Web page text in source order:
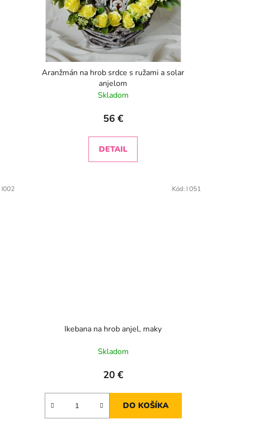
t
o
v
Aranžmán na hrob srdce s ružami a solar
anjelom
Skladom
56 €
DETAIL
I002
Ikebana na hrob anjel, maky
Skladom
20 €
DO KOŠÍKA
Kód: I 051